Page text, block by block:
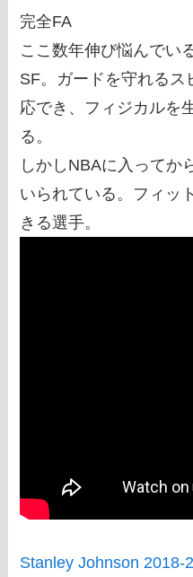
完全FA
ここ数年伸び悩んでい
SF。ガードを守れる
応でき、フィジカルを
る。
しかしNBAに入ってか
いられている。フィッ
きる選手。
Stanley Johnson 2018-